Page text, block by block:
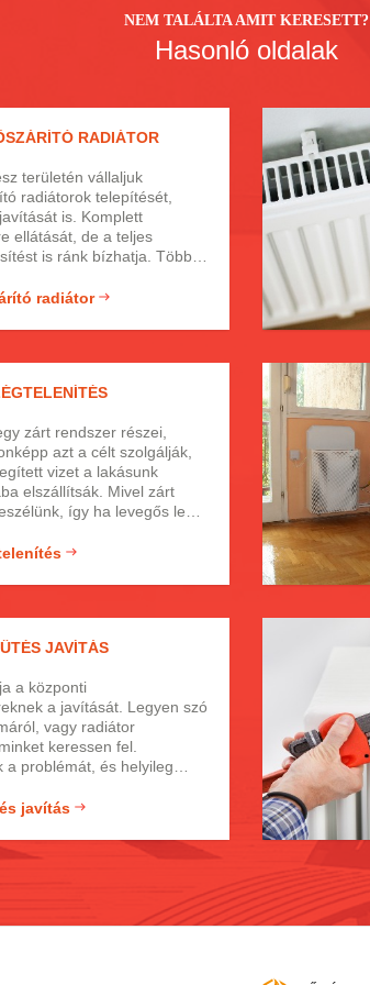
NEM TALÁLTA AMIT KERESETT?
Hasonló oldalak
RADIÁTOR
területén vállaljuk
radiátorok telepítését,
is. Komplett
ellátását, de a teljes
is ránk bízhatja. Több,
minden típusú
Minden általunk
választja! Személyes
radiátor
zárt rendszer részei,
azt a célt szolgálják,
vizet a lakásunk
elszállítsák. Mivel zárt
így ha levegős lesz
járni a probléma
léphetne fel, melyek
tűnő dolgot is
JAVÍTÁS
a központi
a javítását. Legyen szó
vagy radiátor
keressen fel.
a problémát, és helyileg
rendelkeznek a gáz-,
javítás